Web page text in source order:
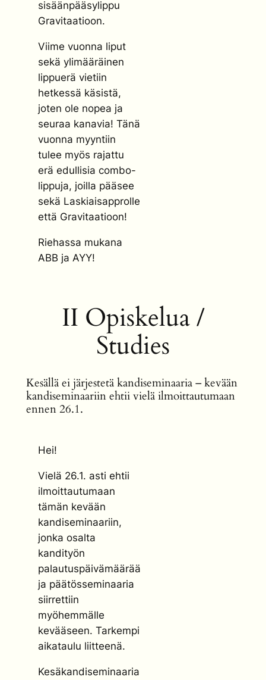
sisäänpääsylippu
Gravitaatioon.
Viime vuonna liput
sekä ylimääräinen
lippuerä vietiin
hetkessä käsistä,
joten ole nopea ja
seuraa kanavia! Tänä
vuonna myyntiin
tulee myös rajattu
erä edullisia combo-
lippuja, joilla pääsee
sekä Laskiaisapprolle
että Gravitaatioon!
Riehassa mukana
ABB ja AYY!
II Opiskelua /
Studies
Kesällä ei järjestetä kandiseminaaria – kevään
kandiseminaariin ehtii vielä ilmoittautumaan
ennen 26.1.
Hei!
Vielä 26.1. asti ehtii
ilmoittautumaan
tämän kevään
kandiseminaariin,
jonka osalta
kandityön
palautuspäivämäärää
ja päätösseminaaria
siirrettiin
myöhemmälle
kevääseen. Tarkempi
aikataulu liitteenä.
Kesäkandiseminaaria